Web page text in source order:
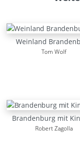
Weinland
Tom Wolf
Brandenburg mit
Robert Zagolla